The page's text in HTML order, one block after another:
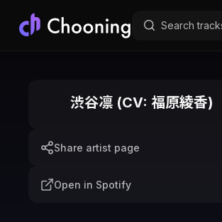
渋谷凛 (CV: 福原綾香)
Share artist page
Open in Spotify